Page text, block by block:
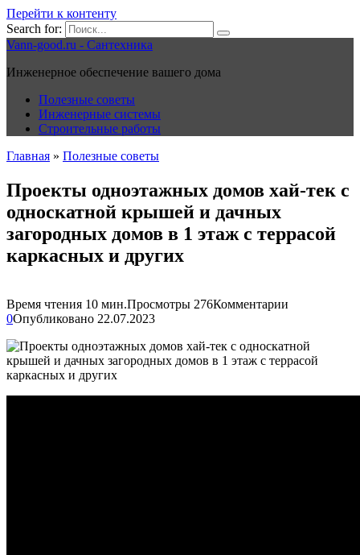
Перейти к контенту
Search for:
Vann-good.ru - Сантехника
Инженерное обеспечение вашего дома
Полезные советы
Инженерные системы
Строительные работы
Главная » Полезные советы
Проекты одноэтажных домов хай-тек с
односкатной крышей и дачных
загородных домов в 1 этаж с террасой
каркасных и других
Время чтения 10 мин.Просмотры 276Комментарии
0Опубликовано 22.07.2023